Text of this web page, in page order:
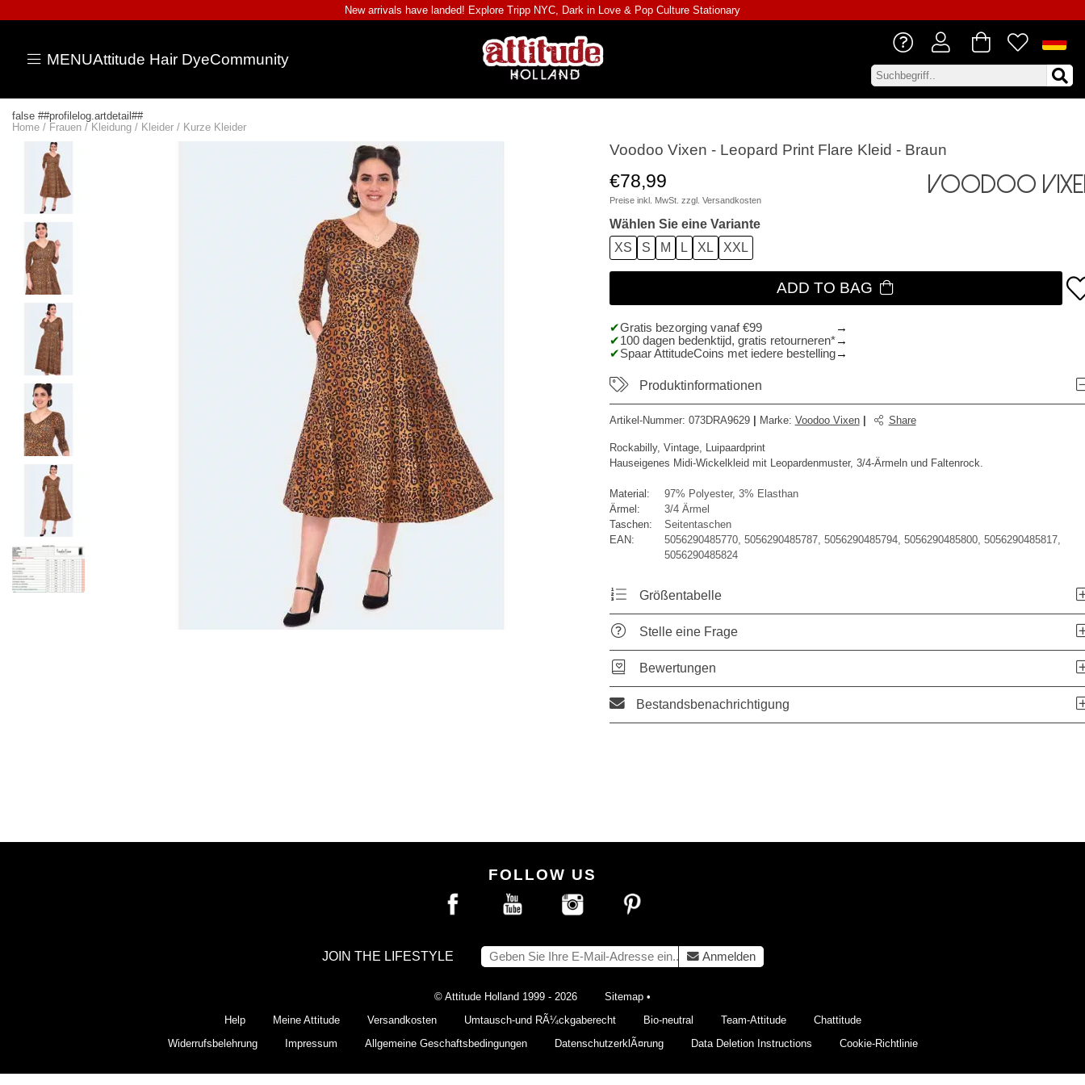
New arrivals have landed! Explore Tripp NYC, Dark in Love & Pop Culture Stationary
MENUAttitude Hair DyeCommunity
false ##profilelog.artdetail##
Home / Frauen / Kleidung / Kleider / Kurze Kleider
Voodoo Vixen - Leopard Print Flare Kleid - Braun
€78,99
Preise inkl. MwSt. zzgl. Versandkosten
Voodoo
Wählen Sie eine Variante
XS
S M L XL XXL
ADD TO BAG
Gratis bezorging vanaf €99
100 dagen bedenktijd, gratis retourneren*
Spaar AttitudeCoins met iedere bestelling
Produktinformationen
Artikel-Nummer: 073DRA9629 Marke: Voodoo Vixen Share
Rockabilly, Vintage, Luipaardprint
Hauseigenes Midi-Wickelkleid mit Leopardenmuster, 3/4-Ärmeln und Faltenrock.
Material:
97% Polyester, 3% Elasthan
Ärmel:
3/4 Ärmel
Taschen:
Seitentaschen
EAN:
5056290485770, 5056290485787, 5056290485794, 5056290485800, 5056290485817,
5056290485824
Größentabelle
Stelle eine Frage
Bewertungen
Bestandsbenachrichtigung
FOLLOW US
JOIN THE LIFESTYLE Anmelden
© Attitude Holland 1999 - 2026 Sitemap •
Help
Meine Attitude Versandkosten Umtausch-und RÃ¼ckgaberecht Bio-neutral Team-Attitude
Chattitude
Widerrufsbelehrung
Impressum Allgemeine Geschaftsbedingungen DatenschutzerklÃ¤rung Data Deletion Instructions Cookie-Richtlinie